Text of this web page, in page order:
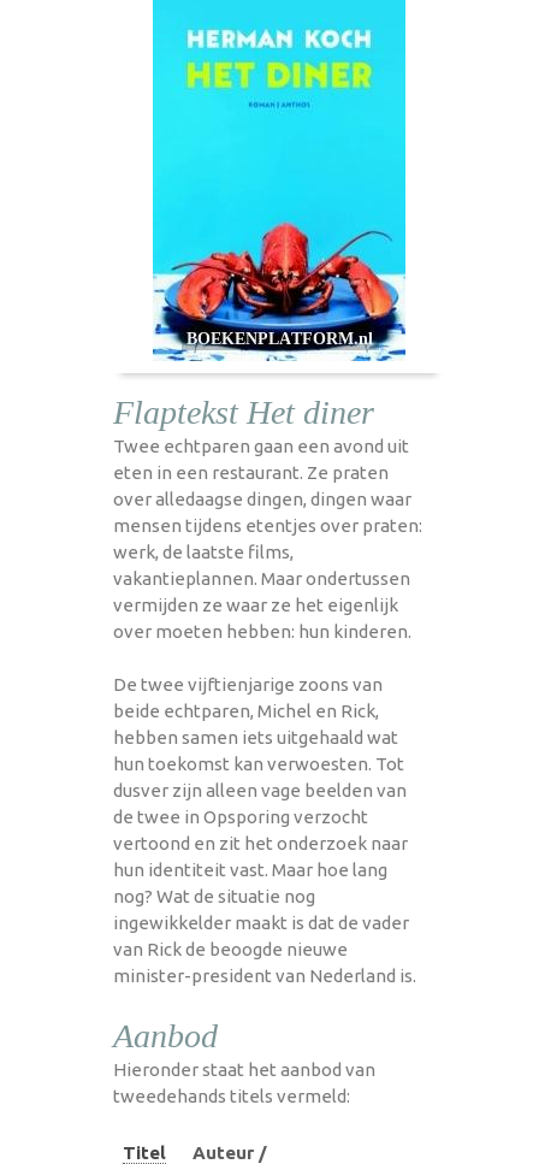
Flaptekst Het diner
Twee echtparen gaan een avond uit
eten in een restaurant. Ze praten
over alledaagse dingen, dingen waar
mensen tijdens etentjes over praten:
werk, de laatste films,
vakantieplannen. Maar ondertussen
vermijden ze waar ze het eigenlijk
over moeten hebben: hun kinderen.
De twee vijftienjarige zoons van
beide echtparen, Michel en Rick,
hebben samen iets uitgehaald wat
hun toekomst kan verwoesten. Tot
dusver zijn alleen vage beelden van
de twee in Opsporing verzocht
vertoond en zit het onderzoek naar
hun identiteit vast. Maar hoe lang
nog? Wat de situatie nog
ingewikkelder maakt is dat de vader
van Rick de beoogde nieuwe
minister-president van Nederland is.
Aanbod
Hieronder staat het aanbod van
tweedehands titels vermeld:
Titel
Auteur /